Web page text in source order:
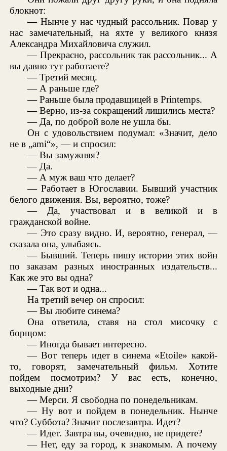
блокнот:
— Нынче у нас чудный рассольник. Повар у
нас замечательный, на яхте у великого князя
Александра Михайловича служил.
— Прекрасно, рассольник так рассольник... А
вы давно тут работаете?
— Третий месяц.
— А раньше где?
— Раньше была продавщицей в Printemps.
— Верно, из-за сокращений лишились места?
— Да, по доброй воле не ушла бы.
Он с удовольствием подумал: «Значит, дело
не в „ami“», — и спросил:
— Вы замужняя?
— Да.
— А муж ваш что делает?
— Работает в Югославии. Бывший участник
белого движения. Вы, вероятно, тоже?
— Да, участвовал и в великой и в
гражданской войне.
— Это сразу видно. И, вероятно, генерал, —
сказала она, улыбаясь.
— Бывший. Теперь пишу истории этих войн
по заказам разных иностранных издательств...
Как же это вы одна?
— Так вот и одна...
На третий вечер он спросил:
— Вы любите синема?
Она ответила, ставя на стол мисочку с
борщом:
— Иногда бывает интересно.
— Вот теперь идет в синема «Etoile» какой-
то, говорят, замечательный фильм. Хотите
пойдем посмотрим? У вас есть, конечно,
выходные дни?
— Мерси. Я свободна по понедельникам.
— Ну вот и пойдем в понедельник. Нынче
что? Суббота? Значит послезавтра. Идет?
— Идет. Завтра вы, очевидно, не придете?
— Нет, еду за город, к знакомым. А почему